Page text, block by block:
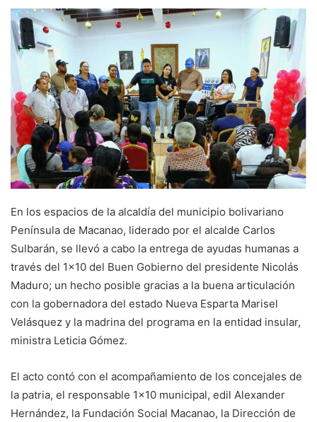
En los espacios de la alcaldía del municipio bolivariano
Península de Macanao, liderado por el alcalde Carlos
Sulbarán, se llevó a cabo la entrega de ayudas humanas a
través del 1×10 del Buen Gobierno del presidente Nicolás
Maduro; un hecho posible gracias a la buena articulación
con la gobernadora del estado Nueva Esparta Marisel
Velásquez y la madrina del programa en la entidad insular,
ministra Leticia Gómez.
El acto contó con el acompañamiento de los concejales de
la patria, el responsable 1×10 municipal, edil Alexander
Hernández, la Fundación Social Macanao, la Dirección de